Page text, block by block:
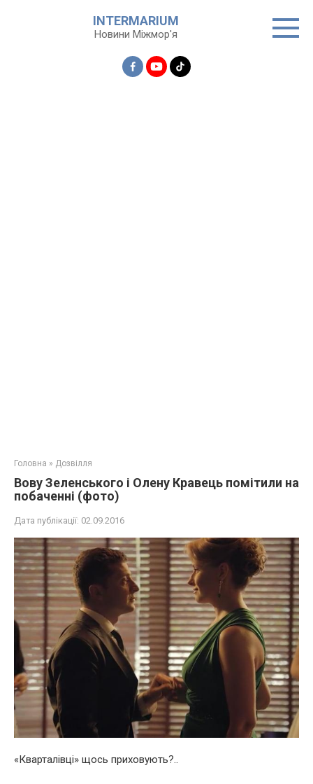
INTERMARIUM
Новини Міжмор'я
Головна » Дозвілля
Вову Зеленського і Олену Кравець помітили на
побаченні (фото)
Дата публікації: 02.09.2016
«Кварталівці» щось приховують?..